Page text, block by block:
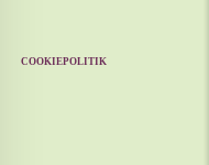
COOKIEPOLITIK